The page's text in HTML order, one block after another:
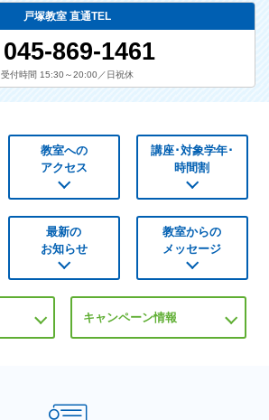
戸塚教室 直通TEL
045-869-1461
受付時間 15:30～20:00／日祝休
教室への
アクセス
講座･対象学年･
時間割
最新の
お知らせ
教室からの
メッセージ
キャンペーン情報